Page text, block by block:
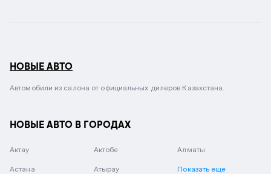
НОВЫЕ АВТО
Автомобили из салона от официальных дилеров Казахстана.
НОВЫЕ АВТО В ГОРОДАХ
Актау Актобе Алматы
Астана Атырау Показать еще